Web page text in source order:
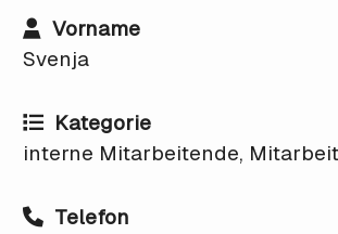
Vorname
Svenja
Kategorie
interne Mitarbeitende,
Telefon